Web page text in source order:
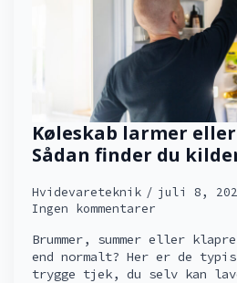
Køleskab larmer
Sådan finder du
Hvidevareteknik
juli 8,
Ingen kommentarer
Brummer, summer eller
end normalt? Her er de
trygge tjek, du selv kan